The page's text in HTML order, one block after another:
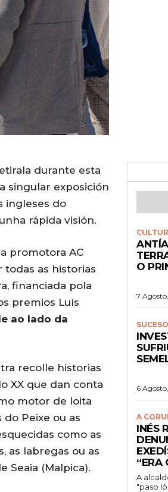
durante esta
singular exposición
ingleses do
rápida visión.
promotora AC
todas as historias
financiada pola
premios Luís
ao lado da
recolle historias
XX que dan conta
motor de loita
Peixe ou as
como as
as labregas ou as
Seaia (Malpica).
O
7
6
A
INÉS
“ERA
A
"paso